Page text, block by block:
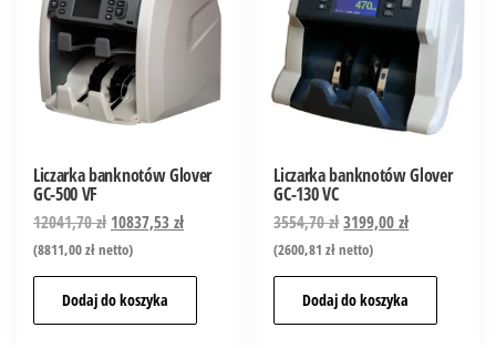
Liczarka banknotów Glover
GC-500 VF
12041,70zł 10837,53zł
(8811,00złnetto)
Dodaj do koszyka
Liczarka banknotów Glover
GC-130 VC
3554,70zł3199,00zł
(2600,81złnetto)
Dodaj do koszyka